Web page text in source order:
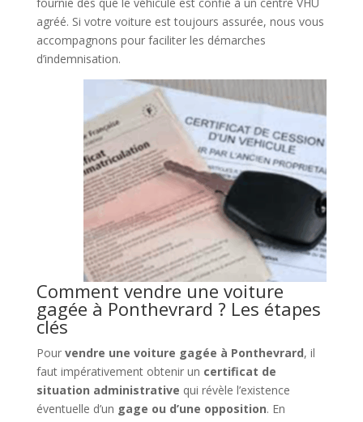
agréé. Si votre voiture est toujours assurée, nous vous
accompagnons pour faciliter les démarches
d’indemnisation.
Comment vendre une voiture
gagée à Ponthevrard ? Les étapes
clés
Pour vendre une voiture gagée à Ponthevrard, il
faut impérativement obtenir un certificat de
situation administrative qui révèle l’existence
éventuelle d’un gage ou d’une opposition. En